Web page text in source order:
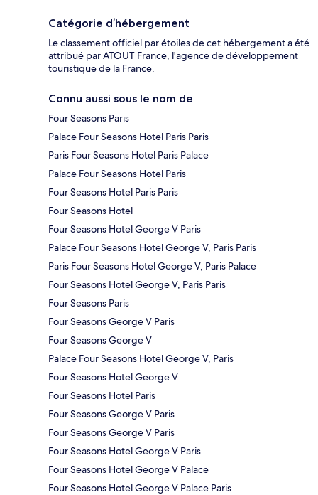
Catégorie d’hébergement
Le classement officiel par étoiles de cet hébergement a été
attribué par ATOUT France, l'agence de développement
touristique de la France.
Connu aussi sous le nom de
Four Seasons Paris
Palace Four Seasons Hotel Paris Paris
Paris Four Seasons Hotel Paris Palace
Palace Four Seasons Hotel Paris
Four Seasons Hotel Paris Paris
Four Seasons Hotel
Four Seasons Hotel George V Paris
Palace Four Seasons Hotel George V, Paris Paris
Paris Four Seasons Hotel George V, Paris Palace
Four Seasons Hotel George V, Paris Paris
Four Seasons Paris
Four Seasons George V Paris
Four Seasons George V
Palace Four Seasons Hotel George V, Paris
Four Seasons Hotel George V
Four Seasons Hotel Paris
Four Seasons George V Paris
Four Seasons George V Paris
Four Seasons Hotel George V Paris
Four Seasons Hotel George V Palace
Four Seasons Hotel George V Palace Paris